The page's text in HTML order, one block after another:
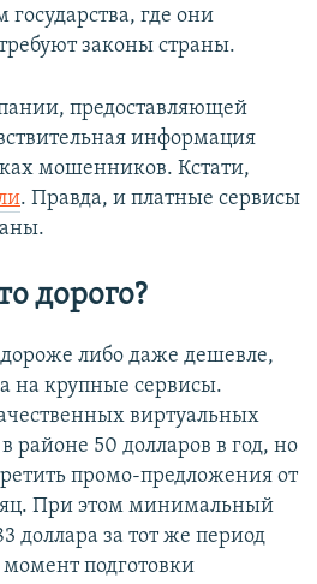
где они
законы страны.
предоставляющей
информация
мошенников. Кстати,
. Правда, и платные сервисы
дорого?
либо даже дешевле,
на крупные сервисы.
виртуальных
районе 50 долларов в год, но
промо-предложения от
При этом минимальный
доллара за тот же период
подготовки